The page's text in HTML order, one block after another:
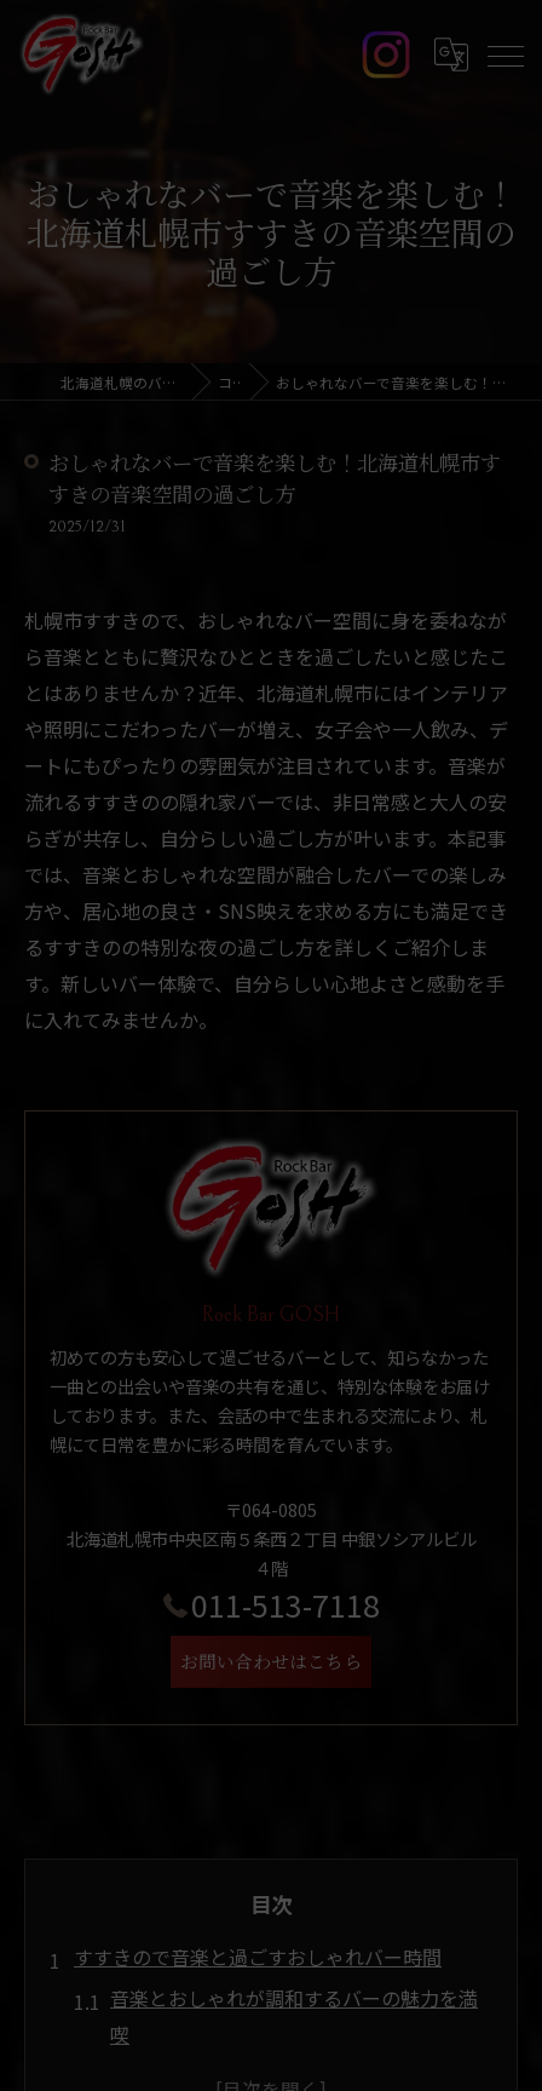
おしゃれなバーで音楽を楽しむ！
北海道札幌市すすきの音楽空間の
過ごし方
北海道札幌のバーならRock Bar GOSH コラム おしゃれなバーで音楽を楽しむ！北海道札幌市すすきの音楽空間の過ごし方
おしゃれなバーで音楽を楽しむ！北海道札幌市す
すきの音楽空間の過ごし方
2025/12/31
札幌市すすきので、おしゃれなバー空間に身を委ねなが
ら音楽とともに贅沢なひとときを過ごしたいと感じたこ
とはありませんか？近年、北海道札幌市にはインテリア
や照明にこだわったバーが増え、女子会や一人飲み、デ
ートにもぴったりの雰囲気が注目されています。音楽が
流れるすすきのの隠れ家バーでは、非日常感と大人の安
らぎが共存し、自分らしい過ごし方が叶います。本記事
では、音楽とおしゃれな空間が融合したバーでの楽しみ
方や、居心地の良さ・SNS映えを求める方にも満足でき
るすすきのの特別な夜の過ごし方を詳しくご紹介しま
す。新しいバー体験で、自分らしい心地よさと感動を手
に入れてみませんか。
Rock Bar GOSH
初めての方も安心して過ごせるバーとして、知らなかった
一曲との出会いや音楽の共有を通じ、特別な体験をお届け
しております。また、会話の中で生まれる交流により、札
幌にて日常を豊かに彩る時間を育んでいます。
〒064-0805
北海道札幌市中央区南５条西２丁目 中銀ソシアルビル
４階
011-513-7118
お問い合わせはこちら
目次
すすきので音楽と過ごすおしゃれバー時間
音楽とおしゃれが調和するバーの魅力を満
喫
すすきので大人が集う音楽バーの過ごし方